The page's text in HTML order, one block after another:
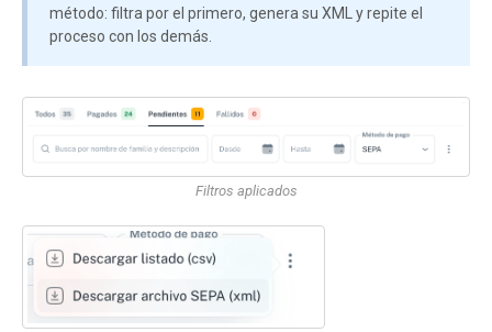
método: filtra por el primero, genera su XML y repite el
proceso con los demás.
Filtros aplicados